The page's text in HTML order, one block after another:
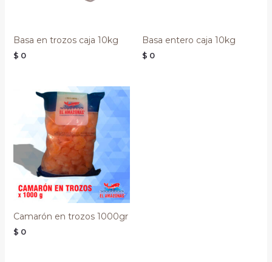
Basa en trozos caja 10kg
$ 0
Basa entero caja 10kg
$ 0
Camarón en trozos 1000gr
$ 0